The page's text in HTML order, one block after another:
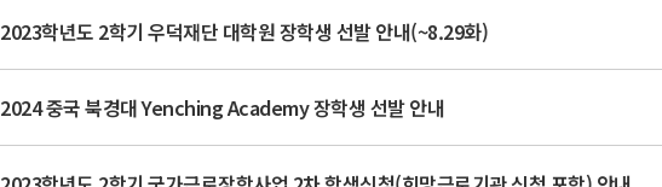
2023학년도 2학기 우덕재단 대학원 장학생 선발 안내(~8.29화)
2024 중국 북경대 Yenching Academy 장학생 선발 안내